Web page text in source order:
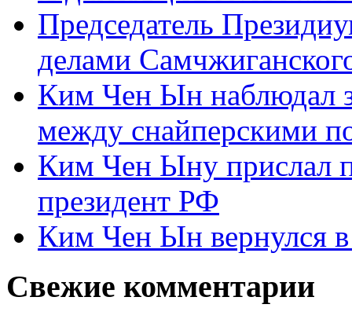
Председатель
делами
Ким Чен Ын наблюдал
между снайперскими
Ким Чен Ыну прислал
президент РФ
Ким Чен Ын вернулся
Свежие комментарии